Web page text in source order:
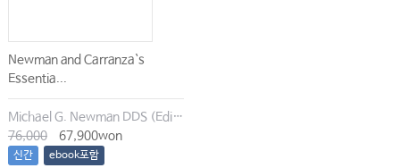
Newman and Carranza`s
Essentia...
Michael G. Newman DDS (Editor), Irina Dragan (Editor), Satheesh Elangovan BDS DSc DMSc (Editor), Archana K. Karan (Editor)
76,000
67,900won
신간 ebook포함